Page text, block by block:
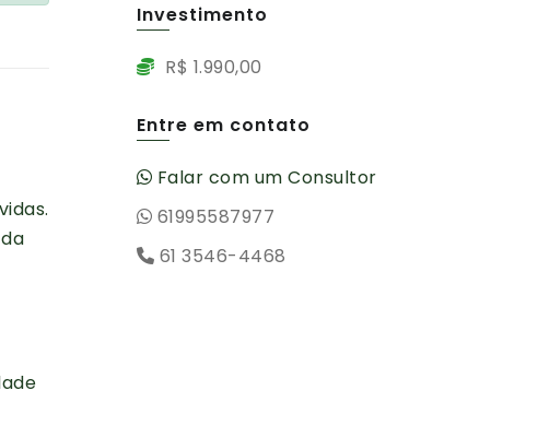
Investimento
R$ 1.990,00
Entre em contato
Falar com um Consultor
61995587977
61 3546-4468